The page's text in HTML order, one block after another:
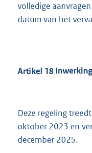
volledige
datum van het
Artikel 18
Deze regeling
oktober 2023 en
december 2025.